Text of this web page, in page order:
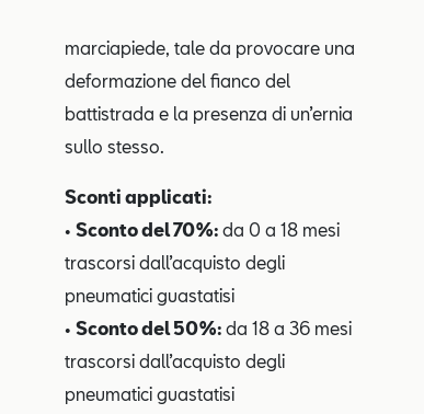
marciapiede, tale da provocare una
deformazione del fianco del
battistrada e la presenza di un’ernia
sullo stesso.
Sconti applicati:
• Sconto del 70%: da 0 a 18 mesi
trascorsi dall’acquisto degli
pneumatici guastatisi
• Sconto del 50%: da 18 a 36 mesi
trascorsi dall’acquisto degli
pneumatici guastatisi